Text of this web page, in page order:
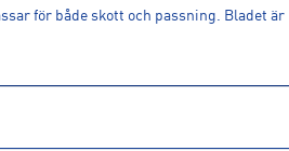
för både skott och passning. Bladet är